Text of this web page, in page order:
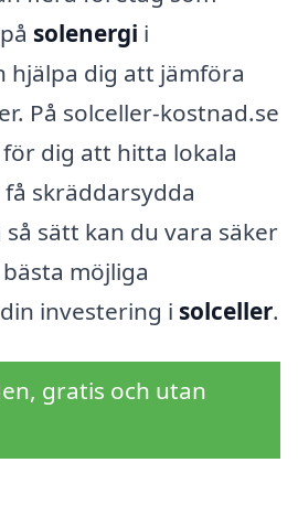
solenergi i
hjälpa dig att jämföra
På solceller-kostnad.se
dig att hitta lokala
skräddarsydda
sätt kan du vara säker
möjliga
investering i solceller.
gratis och utan